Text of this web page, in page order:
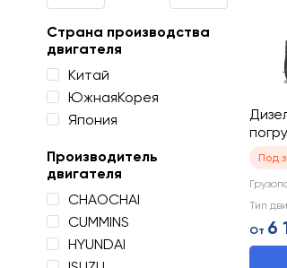
Страна производства
двигателя
Китай
ЮжнаяКорея
Япония
Производитель
двигателя
CHAOCHAI
CUMMINS
HYUNDAI
Под
Тип
От 6